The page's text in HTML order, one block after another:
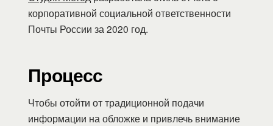
корпоративной социальной ответственности
Почты России за 2020 год.
Процесс
Чтобы отойти от традиционной подачи
информации на обложке и привлечь внимание